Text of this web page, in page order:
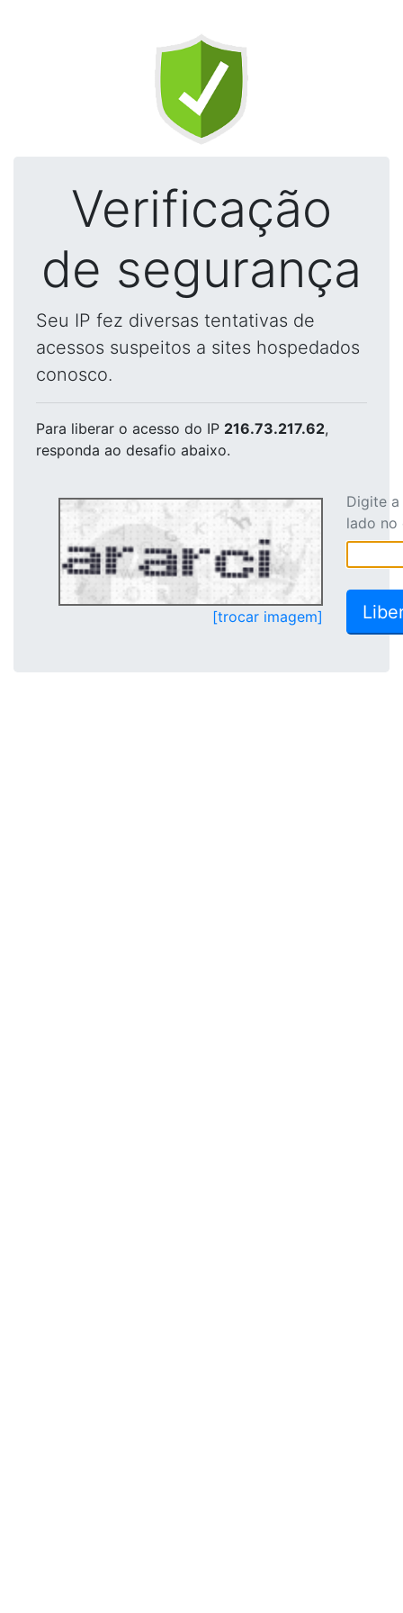
Verificação
de segurança
Seu IP fez diversas tentativas de
acessos suspeitos a sites hospedados
conosco.
Para liberar o acesso do IP 216.73.217.62,
responda ao desafio abaixo.
[trocar imagem]
Digite
lado no